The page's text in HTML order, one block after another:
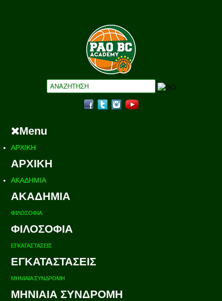
Menu
ΑΡΧΙΚΗ
ΑΡΧΙΚΗ
ΑΚΑΔΗΜΙΑ
ΑΚΑΔΗΜΙΑ
ΦΙΛΟΣΟΦΙΑ
ΦΙΛΟΣΟΦΙΑ
ΕΓΚΑΤΑΣΤΑΣΕΙΣ
ΕΓΚΑΤΑΣΤΑΣΕΙΣ
ΜΗΝΙΑΙΑ ΣΥΝΔΡΟΜΗ
ΜΗΝΙΑΙΑ ΣΥΝΔΡΟΜΗ